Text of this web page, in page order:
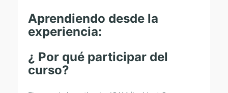
Á
L
I
S
Aprendiendo desde la
experiencia:
¿ Por qué participar del
curso?